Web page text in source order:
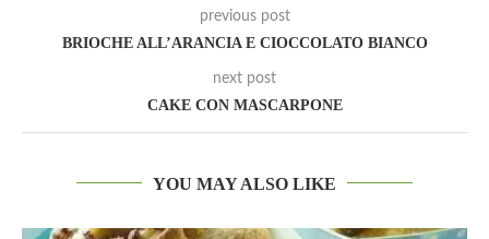
previous post
BRIOCHE ALL’ARANCIA E CIOCCOLATO BIANCO
next post
CAKE CON MASCARPONE
YOU MAY ALSO LIKE